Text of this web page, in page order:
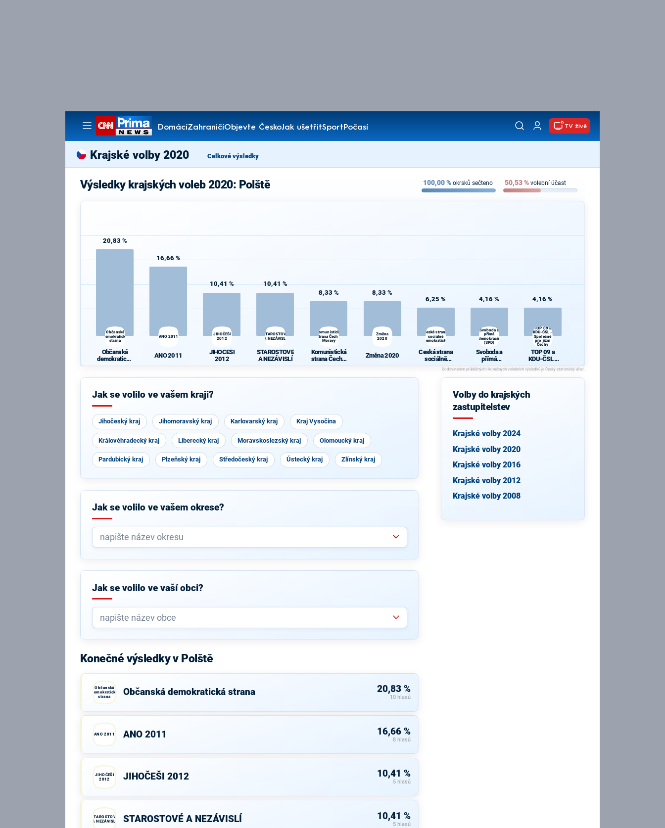
DomácíZahraničíObjevte ČeskoJak ušetřitSportPočasí
Pořady
TV živě
Krajské volby 2020 Celkové výsledky
Výsledky krajských voleb 2020: Polště 100,00% okrsků sečteno 50,53% volební účast
20,83 %
Občanská
demokratická
strana
Občanská
demokratická
16,66 %
ANO 2011
ANO 2011
10,41 %
JIHOČEŠI
2012
JIHOČEŠI
2012
10,41 %
STAROSTOVÉ
A NEZÁVISLÍ
STAROSTOVÉ
A NEZÁVISLÍ
8,33 %
Komunistická
strana Čech a
Moravy
Komunistická
strana Čech a
8,33 %
Změna
2020
Změna 2020
6,25 %
Česká strana
sociálně
demokratická
Česká strana
sociálně
demokratická
4,16 %
Svoboda a
přímá
demokracie
(SPD)
Svoboda a
přímá
demokracie
(SPD)
4,16 %
TOP 09 a
KDU-ČSL -
Společně
pro jižní
Čechy
TOP 09 a
KDU-ČSL -
Společně pro
jižní Čechy
Jak se volilo ve vašem kraji?
Jihočeský kraj Jihomoravský kraj Karlovarský kraj Kraj Vysočina
Královéhradecký kraj Liberecký kraj Moravskoslezský kraj Olomoucký kraj
Pardubický kraj Plzeňský kraj Středočeský kraj Ústecký kraj Zlínský kraj
Jak se volilo ve vašem okrese?
Jak se volilo ve vaší obci?
Konečné výsledky v Polště
Občanská
demokratická
strana
Občanská demokratická strana 20,83 %
10 hlasů
ANO 2011 ANO 2011 16,66 %
8 hlasů
JIHOČEŠI
2012
JIHOČEŠI 2012 10,41 %
5 hlasů
STAROSTOVÉ
A NEZÁVISLÍ
STAROSTOVÉ A NEZÁVISLÍ 10,41 %
5 hlasů
Volby do krajských
zastupitelstev
Krajské volby 2024
Krajské volby 2020
Krajské volby 2016
Krajské volby 2012
Krajské volby 2008